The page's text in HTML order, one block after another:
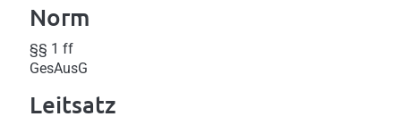
Norm
§§ 1 ff
GesAusG
Leitsatz